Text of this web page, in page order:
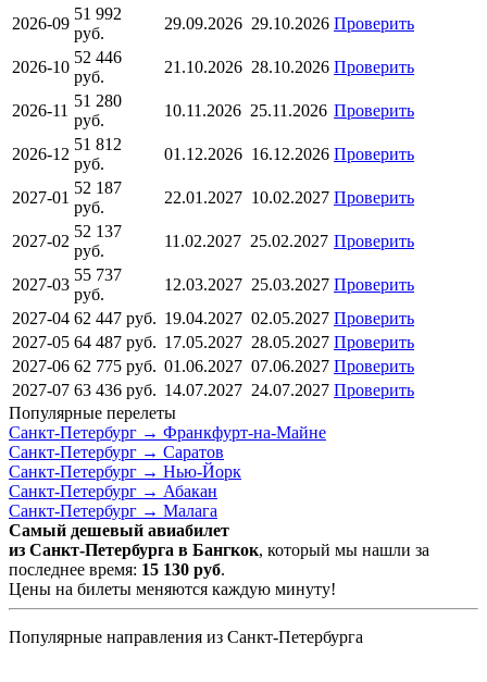
2026-09
51 992
руб.
29.09.2026 29.10.2026 Проверить
2026-10
52 446
руб.
21.10.2026 28.10.2026 Проверить
2026-11
51 280
руб.
10.11.2026 25.11.2026 Проверить
2026-12
51 812
руб.
01.12.2026 16.12.2026 Проверить
2027-01
52 187
руб.
22.01.2027 10.02.2027 Проверить
2027-02
52 137
руб.
11.02.2027 25.02.2027 Проверить
2027-03
55 737
руб.
12.03.2027 25.03.2027 Проверить
2027-04 62 447 руб. 19.04.2027 02.05.2027 Проверить
2027-05 64 487 руб. 17.05.2027 28.05.2027 Проверить
2027-06 62 775 руб. 01.06.2027 07.06.2027 Проверить
2027-07 63 436 руб. 14.07.2027 24.07.2027 Проверить
Популярные перелеты
Санкт-Петербург → Франкфурт-на-Майне
Санкт-Петербург → Саратов
Санкт-Петербург → Нью-Йорк
Санкт-Петербург → Абакан
Санкт-Петербург → Малага
Самый дешевый авиабилет
из Санкт-Петербурга в Бангкок, который мы нашли за
последнее время: 15 130 руб.
Цены на билеты меняются каждую минуту!
Популярные направления из Санкт-Петербурга